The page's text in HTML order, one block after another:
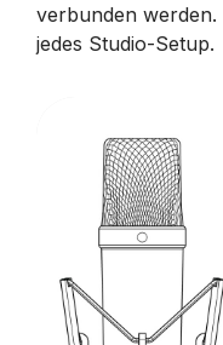
verbunden
jedes Studio-Setup.